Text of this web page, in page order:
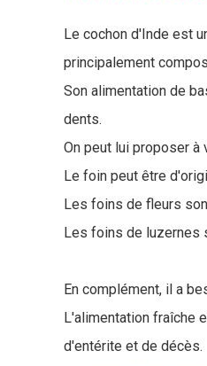
Le cochon d'Inde est
principalement
Son alimentation de
dents.
On peut lui proposer à
Le foin peut être
Les foins de fleurs
Les foins de luzernes
En complément, il a
L'alimentation fraîche
d'entérite et de décès.